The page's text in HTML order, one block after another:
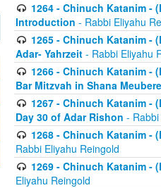
1264 - Chinuch Katanim -
Introduction - Rabbi Eliyahu
1265 - Chinuch Katanim -
Adar- Yahrzeit - Rabbi Eliyahu
1266 - Chinuch Katanim -
Bar Mitzvah in Shana
1267 - Chinuch Katanim -
Day 30 of Adar Rishon -
1268 - Chinuch Katanim -
Rabbi Eliyahu Reingold
1269 - Chinuch Katanim -
Eliyahu Reingold